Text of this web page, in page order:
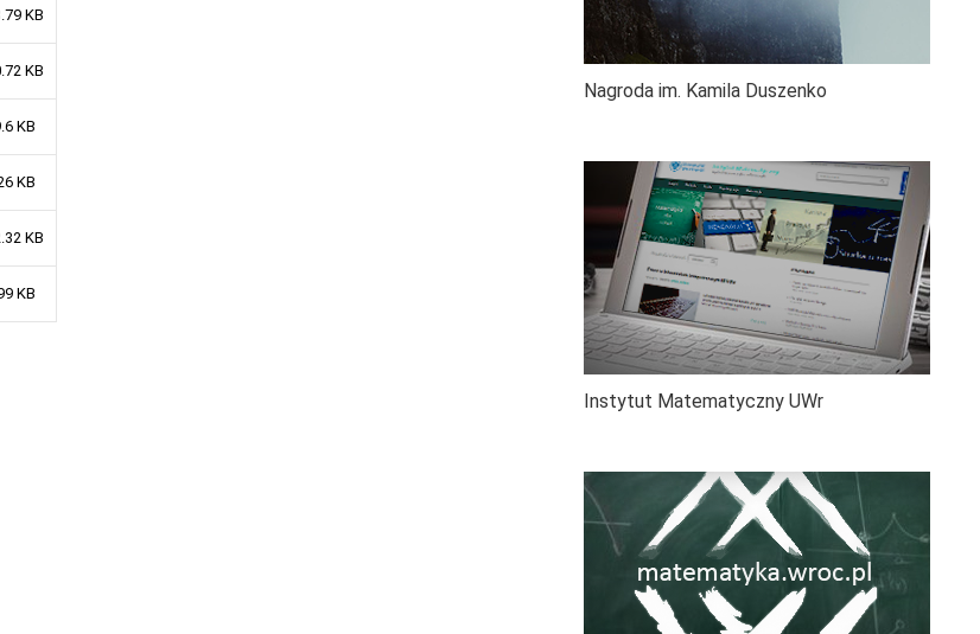
KB
KB
KB
KB
KB
KB
Nagroda im. Kamila Duszenko
Instytut Matematyczny UWr